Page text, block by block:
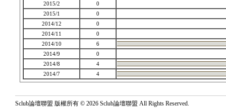
2015/2
0
2015/1
0
2014/12
0
2014/11
0
2014/10
6
2014/9
0
2014/8
4
2014/7
4
Sclub論壇聯盟 版權所有 © 2026 Sclub論壇聯盟 All Rights Reserved.